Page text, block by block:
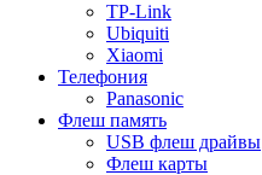
TP-Link
Ubiquiti
Xiaomi
Телефония
Panasonic
Флеш память
USB флеш драйвы
Флеш карты